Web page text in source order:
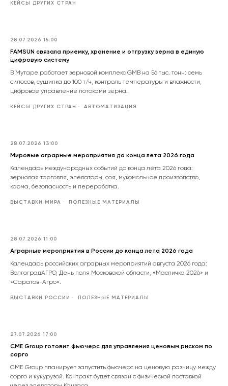
КЕЙСЫ ДРУГИХ СТРАН
28.07.2026 15:00
FAMSUN связала приемку, хранение и отгрузку зерна в единую
цифровую систему
В Мутаре работает зерновой комплекс GMB на 56 тыс. тонн: семь
силосов, сушилка до 100 т/ч, контроль температуры и влажности,
цифровое управление потоками зерна.
КЕЙСЫ ДРУГИХ СТРАН АВТОМАТИЗАЦИЯ
28.07.2026 13:00
Мировые аграрные мероприятия до конца лета 2026 года
Календарь международных событий до конца лета 2026 года:
зерновая торговля, элеваторы, соя, мукомольное производство,
корма, безопасность и переработка.
ВЫСТАВКИ МИРА ПОЛЕЗНЫЕ МАТЕРИАЛЫ
28.07.2026 11:00
Аграрные мероприятия в России до конца лета 2026 года
Календарь российских аграрных мероприятий августа 2026 года:
ВолгоградАГРО, День поля Московской области, «Масличка 2026» и
«Саратов-Агро».
ВЫСТАВКИ РОССИИ ПОЛЕЗНЫЕ МАТЕРИАЛЫ
27.07.2026 17:00
CME Group готовит фьючерс для управления ценовым риском по
сорго
CME Group планирует запустить фьючерс на ценовую разницу между
сорго и кукурузой. Контракт будет связан с физической поставкой